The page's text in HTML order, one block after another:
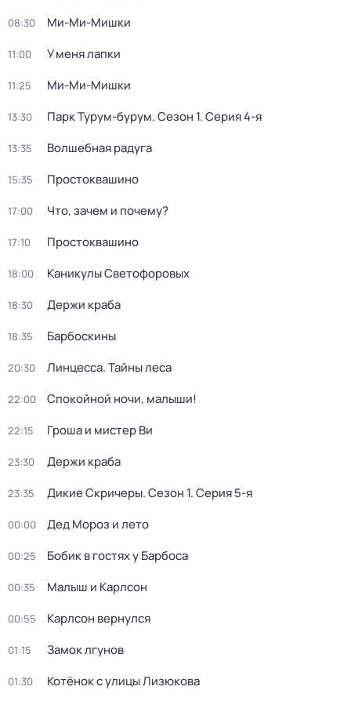
08:30 Ми-Ми-Мишки
11:00 У меня лапки
11:25 Ми-Ми-Мишки
13:30 Парк Турум-бурум. Сезон 1. Серия 4-я
13:35 Волшебная радуга
15:35 Простоквашино
17:00 Что, зачем и почему?
17:10 Простоквашино
18:00 Каникулы Светофоровых
18:30 Держи краба
18:35 Барбоскины
20:30 Линцесса. Тайны леса
22:00 Спокойной ночи, малыши!
22:15 Гроша и мистер Ви
23:30 Держи краба
23:35 Дикие Скричеры. Сезон 1. Серия 5-я
00:00 Дед Мороз и лето
00:25 Бобик в гостях у Барбоса
00:35 Малыш и Карлсон
00:55 Карлсон вернулся
01:15 Замок лгунов
01:30 Котёнок с улицы Лизюкова